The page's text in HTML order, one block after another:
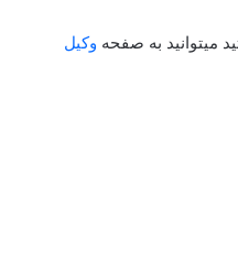
میتوانید به صفحه وکیل